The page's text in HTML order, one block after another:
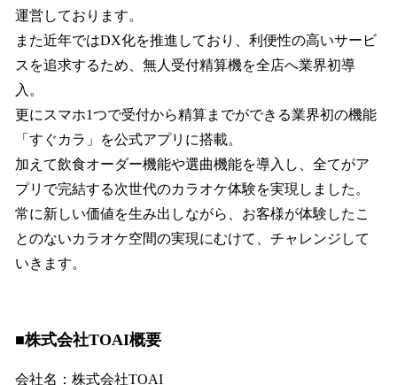
運営しております。
また近年ではDX化を推進しており、利便性の高いサービ
スを追求するため、無人受付精算機を全店へ業界初導
入。
更にスマホ1つで受付から精算までができる業界初の機能
「すぐカラ」を公式アプリに搭載。
加えて飲食オーダー機能や選曲機能を導入し、全てがア
プリで完結する次世代のカラオケ体験を実現しました。
常に新しい価値を生み出しながら、お客様が体験したこ
とのないカラオケ空間の実現にむけて、チャレンジして
いきます。
■株式会社TOAI概要
会社名：株式会社TOAI